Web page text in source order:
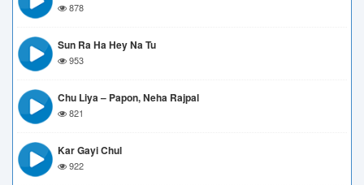
878
Sun Ra Ha Hey Na Tu
953
Chu Liya – Papon, Neha Rajpal
821
Kar Gayi Chul
922